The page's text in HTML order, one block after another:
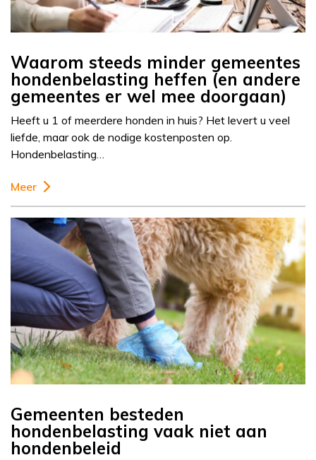
Waarom steeds minder gemeentes
hondenbelasting heffen (en andere
gemeentes er wel mee doorgaan)
Heeft u 1 of meerdere honden in huis? Het levert u veel
liefde, maar ook de nodige kostenposten op.
Hondenbelasting…
Meer
Gemeenten besteden
hondenbelasting vaak niet aan
hondenbeleid